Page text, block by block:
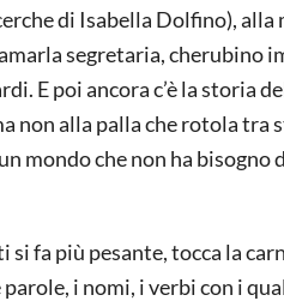
di Isabella Dolfino), alla
segretaria, cherubino
E poi ancora c’è la storia
alla palla che rotola tra
mondo che non ha
fa più pesante, tocca la
i nomi, i verbi con i